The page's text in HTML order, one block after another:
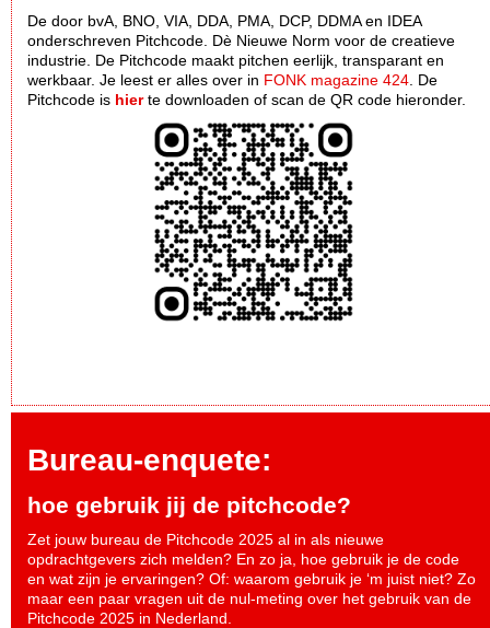
De door bvA, BNO, VIA, DDA, PMA, DCP, DDMA en IDEA
onderschreven Pitchcode. Dè Nieuwe Norm voor de creatieve
industrie. De Pitchcode maakt pitchen eerlijk, transparant en
werkbaar. Je leest er alles over in FONK magazine 424 . De
Pitchcode is hierte downloaden of scan de QR code hieronder.
Bureau-enquete:
hoe gebruik jij de pitchcode?
Zet jouw bureau de Pitchcode 2025 al in als nieuwe
opdrachtgevers zich melden? En zo ja, hoe gebruik je de code
en wat zijn je ervaringen? Of: waarom gebruik je ‘m juist niet? Zo
maar een paar vragen uit de nul-meting over het gebruik van de
Pitchcode 2025 in Nederland.